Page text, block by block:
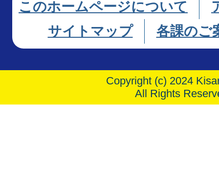
このホームページについて
サイトマップ
各課のご
Copyright (c) 2024
All Rights